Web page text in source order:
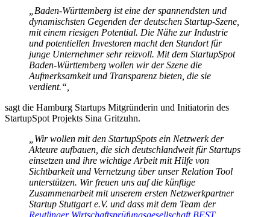
„Baden-Württemberg ist eine der spannendsten und
dynamischsten Gegenden der deutschen Startup-Szene,
mit einem riesigen Potential. Die Nähe zur Industrie
und potentiellen Investoren macht den Standort für
junge Unternehmer sehr reizvoll. Mit dem StartupSpot
Baden-Württemberg wollen wir der Szene die
Aufmerksamkeit und Transparenz bieten, die sie
verdient.“,
sagt die Hamburg Startups Mitgründerin und Initiatorin des
StartupSpot Projekts Sina Gritzuhn.
„Wir wollen mit den StartupSpots ein Netzwerk der
Akteure aufbauen, die sich deutschlandweit für Startups
einsetzen und ihre wichtige Arbeit mit Hilfe von
Sichtbarkeit und Vernetzung über unser Relation Tool
unterstützen. Wir freuen uns auf die künftige
Zusammenarbeit mit unserem ersten Netzwerkpartner
Startup Stuttgart e.V. und dass mit dem Team der